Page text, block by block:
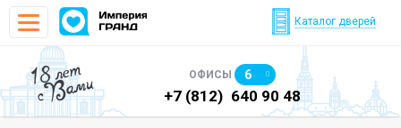
Каталог дверей
18 лет
с Вами ОФИСЫ 6
640 90 48 +7 (812) 640 90 48